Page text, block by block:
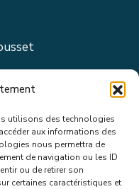
utilisons des technologies
aux informations des
nous permettra de
de navigation ou les ID
ou de retirer son
certaines caractéristiques et
&
!